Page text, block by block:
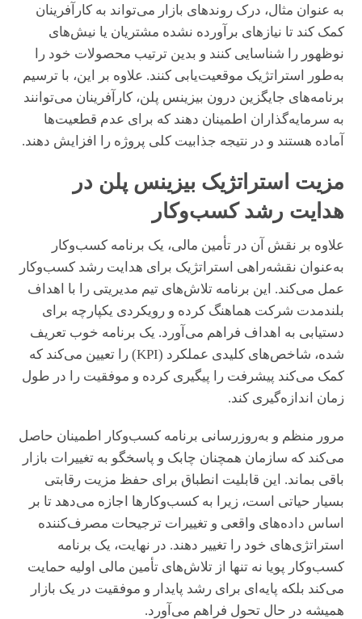
به عنوان مثال، درک روندهای بازار می‌تواند به کارآفرینان
کمک کند تا نیازهای برآورده نشده مشتریان یا نیش‌های
نوظهور را شناسایی کنند و بدین ترتیب محصولات خود را
به‌طور استراتژیک موقعیت‌یابی کنند. علاوه بر این، با ترسیم
برنامه‌های جایگزین درون بیزینس پلن، کارآفرینان می‌توانند
به سرمایه‌گذاران اطمینان دهند که برای عدم قطعیت‌ها
آماده هستند و در نتیجه جذابیت کلی پروژه را افزایش دهند.
مزیت استراتژیک بیزینس پلن در
هدایت رشد کسب‌وکار
علاوه بر نقش آن در تأمین مالی، یک برنامه کسب‌وکار
به‌عنوان نقشه‌راهی استراتژیک برای هدایت رشد کسب‌وکار
عمل می‌کند. این برنامه تلاش‌های تیم مدیریتی را با اهداف
بلندمدت شرکت هماهنگ کرده و رویکردی یکپارچه برای
دستیابی به اهداف فراهم می‌آورد. یک برنامه خوب تعریف
شده، شاخص‌های کلیدی عملکرد (KPI) را تعیین می‌کند که
کمک می‌کند پیشرفت را پیگیری کرده و موفقیت را در طول
زمان اندازه‌گیری کند.
مرور منظم و به‌روزرسانی برنامه کسب‌وکار اطمینان حاصل
می‌کند که سازمان همچنان چابک و پاسخگو به تغییرات بازار
باقی بماند. این قابلیت انطباق برای حفظ مزیت رقابتی
بسیار حیاتی است، زیرا به کسب‌وکارها اجازه می‌دهد تا بر
اساس داده‌های واقعی و تغییرات ترجیحات مصرف‌کننده
استراتژی‌های خود را تغییر دهند. در نهایت، یک برنامه
کسب‌وکار پویا نه تنها از تلاش‌های تأمین مالی اولیه حمایت
می‌کند بلکه پایه‌ای برای رشد پایدار و موفقیت در یک بازار
همیشه در حال تحول فراهم می‌آورد.